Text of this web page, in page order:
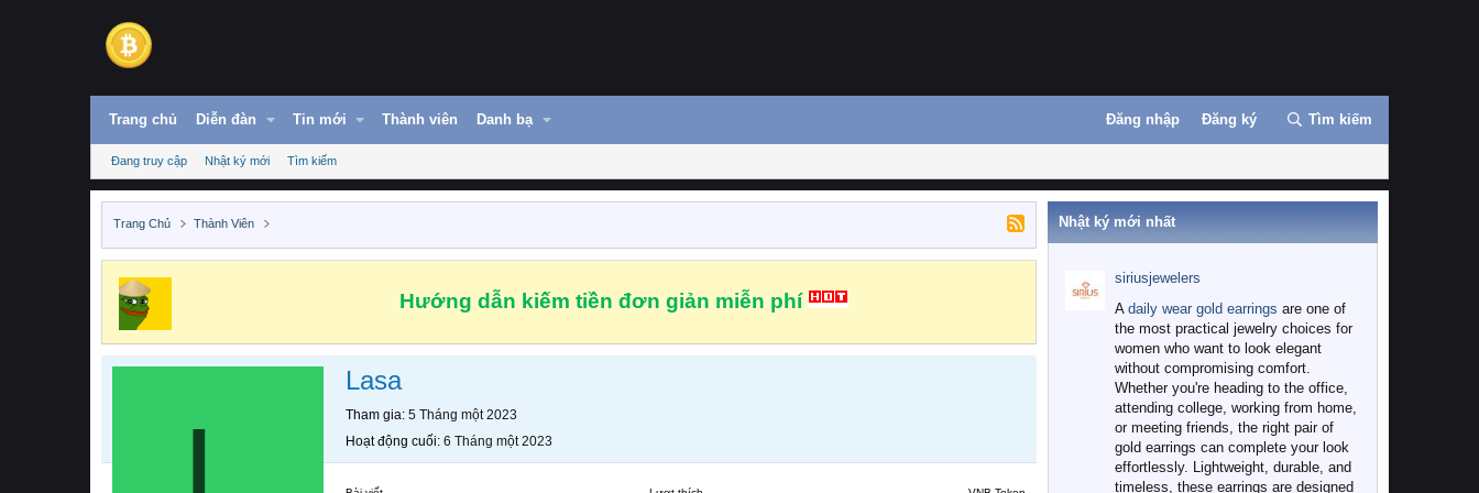
Trang chủ Diễn đàn Tin mới Thành viên Danh bạ Đăng nhập Đăng ký Tìm kiếm
Đang truy cập Nhật ký mới Tìm kiếm
Trang Chủ Thành Viên
Hướng dẫn kiếm tiền đơn giản miễn phí
Lasa
Tham gia 5 Tháng một 2023
Hoạt động cuối 6 Tháng một 2023
Nhật ký mới nhất
siriusjewelers
A daily wear gold earrings are one of
the most practical jewelry choices for
women who want to look elegant
without compromising comfort.
Whether you're heading to the office,
attending college, working from home,
or meeting friends, the right pair of
gold earrings can complete your look
effortlessly. Lightweight, durable, and
timeless, these earrings are designed